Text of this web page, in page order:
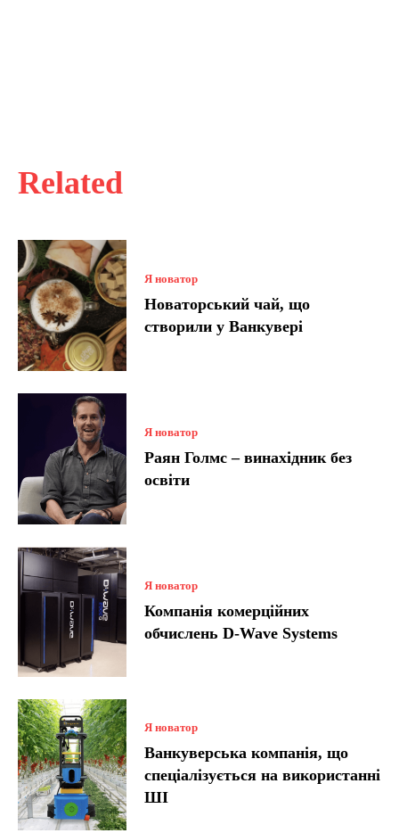
Related
Я новатор
Новаторський чай, що
створили у Ванкувері
Я новатор
Раян Голмс – винахідник без
освіти
Я новатор
Компанія комерційних
обчислень D-Wave Systems
Я новатор
Ванкуверська компанія, що
спеціалізується на використанні
ШІ